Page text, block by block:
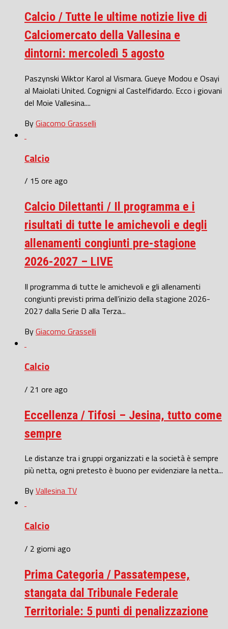
Calcio / Tutte le ultime notizie live di
Calciomercato della Vallesina e
dintorni: mercoledì 5 agosto
Paszynski Wiktor Karol al Vismara. Gueye Modou e Osayi
al Maiolati United. Cognigni al Castelfidardo. Ecco i giovani
del Moie Vallesina....
ByGiacomo Grasselli
Calcio
/ 15 ore ago
Calcio Dilettanti / Il programma e i
risultati di tutte le amichevoli e degli
allenamenti congiunti pre-stagione
2026-2027 – LIVE
Il programma di tutte le amichevoli e gli allenamenti
congiunti previsti prima dell’inizio della stagione 2026-
2027 dalla Serie D alla Terza...
ByGiacomo Grasselli
Calcio
/ 21 ore ago
Eccellenza / Tifosi – Jesina, tutto come
sempre
Le distanze tra i gruppi organizzati e la società è sempre
più netta, ogni pretesto è buono per evidenziare la netta...
ByVallesina TV
Calcio
/ 2 giorni ago
Prima Categoria / Passatempese,
stangata dal Tribunale Federale
Territoriale: 5 punti di penalizzazione